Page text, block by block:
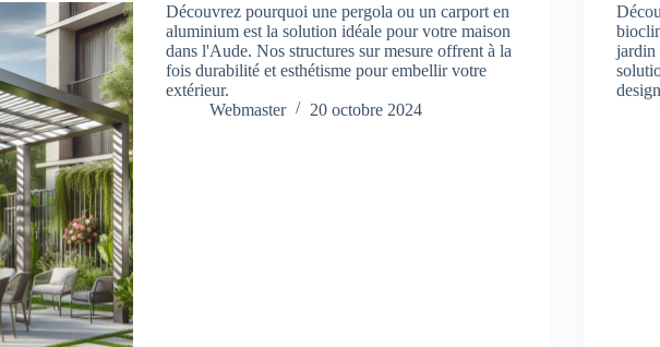
Découvrez pourquoi une pergola ou un carport en
aluminium est la solution idéale pour votre maison
dans l'Aude. Nos structures sur mesure offrent à la
fois durabilité et esthétisme pour embellir votre
extérieur.
Webmaster
20 octobre 2024
jardin